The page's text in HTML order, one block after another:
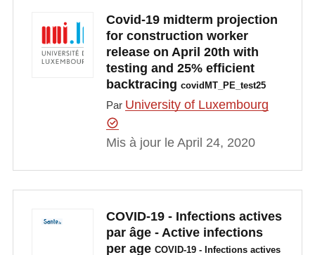
Covid-19 midterm projection
for construction worker
release on April 20th with
testing and 25% efficient
backtracing covidMT_PE_test25
Par University of Luxembourg
Mis à jour le April 24, 2020
COVID-19 - Infections actives
par âge - Active infections
per age COVID-19 - Infections actives